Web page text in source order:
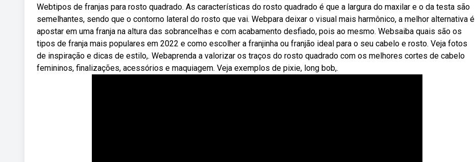
Webtipos de franjas para rosto quadrado. As características do rosto quadrado é que a largura do maxilar e o da testa são
semelhantes, sendo que o contorno lateral do rosto que vai. Webpara deixar o visual mais harmônico, a melhor alternativa é
apostar em uma franja na altura das sobrancelhas e com acabamento desfiado, pois ao mesmo. Websaiba quais são os
tipos de franja mais populares em 2022 e como escolher a franjinha ou franjão ideal para o seu cabelo e rosto. Veja fotos
de inspiração e dicas de estilo,. Webaprenda a valorizar os traços do rosto quadrado com os melhores cortes de cabelo
femininos, finalizações, acessórios e maquiagem. Veja exemplos de pixie, long bob,.